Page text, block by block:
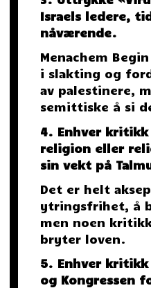
Israels ledere,
nåværende.
Menachem
i slakting og
av palestinere,
semittiske å si
4. Enhver kritikk
religion eller
sin vekt på
Det er helt
ytringsfrihet, å
men noen
bryter loven.
5. Enhver kritikk
og Kongressen